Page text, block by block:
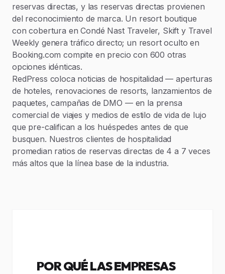
reservas directas, y las reservas directas provienen
del reconocimiento de marca. Un resort boutique
con cobertura en Condé Nast Traveler, Skift y Travel
Weekly genera tráfico directo; un resort oculto en
Booking.com compite en precio con 600 otras
opciones idénticas.
RedPress coloca noticias de hospitalidad — aperturas
de hoteles, renovaciones de resorts, lanzamientos de
paquetes, campañas de DMO — en la prensa
comercial de viajes y medios de estilo de vida de lujo
que pre-califican a los huéspedes antes de que
busquen. Nuestros clientes de hospitalidad
promedian ratios de reservas directas de 4 a 7 veces
más altos que la línea base de la industria.
POR QUÉ LAS EMPRESAS